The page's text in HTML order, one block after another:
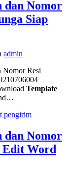
dan Nomor
Siap
admin
Nomor Resi
Template
dan Nomor
Edit Word